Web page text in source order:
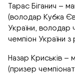
Тарас Біганич –
(володар Кубка
України,
чемпіон України
Назар Криськів –
(призер